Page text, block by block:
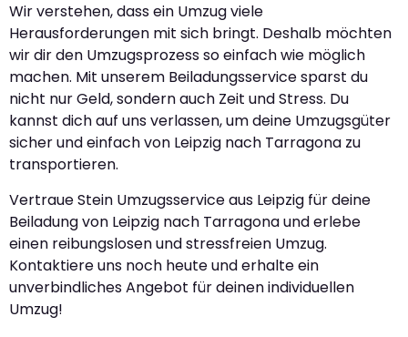
Wir verstehen, dass ein Umzug viele
Herausforderungen mit sich bringt. Deshalb möchten
wir dir den Umzugsprozess so einfach wie möglich
machen. Mit unserem Beiladungsservice sparst du
nicht nur Geld, sondern auch Zeit und Stress. Du
kannst dich auf uns verlassen, um deine Umzugsgüter
sicher und einfach von Leipzig nach Tarragona zu
transportieren.
Vertraue Stein Umzugsservice aus Leipzig für deine
Beiladung von Leipzig nach Tarragona und erlebe
einen reibungslosen und stressfreien Umzug.
Kontaktiere uns noch heute und erhalte ein
unverbindliches Angebot für deinen individuellen
Umzug!